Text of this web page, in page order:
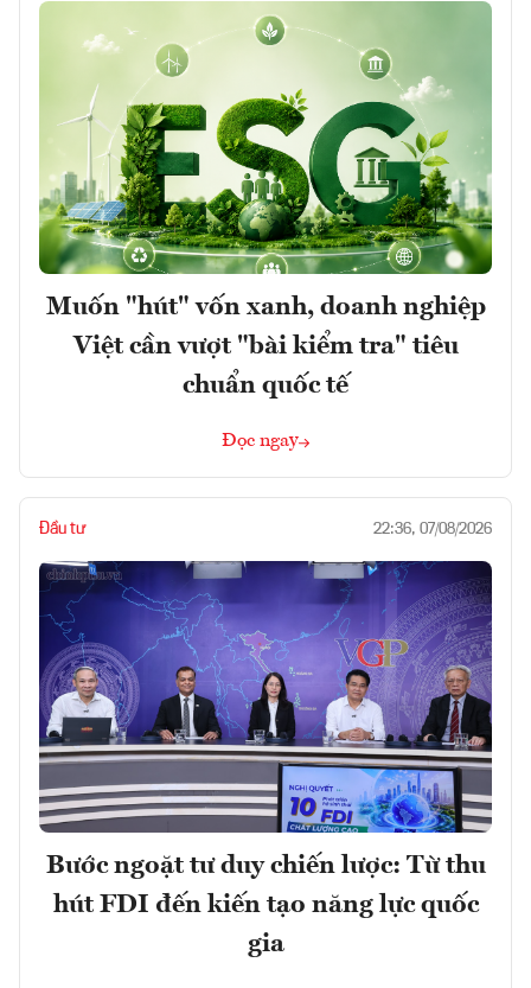
Muốn "hút" vốn xanh, doanh nghiệp
Việt cần vượt "bài kiểm tra" tiêu
chuẩn quốc tế
Đọc ngay
Đầu tư 22:36, 07/08/2026
Bước ngoặt tư duy chiến lược: Từ thu
hút FDI đến kiến tạo năng lực quốc
gia